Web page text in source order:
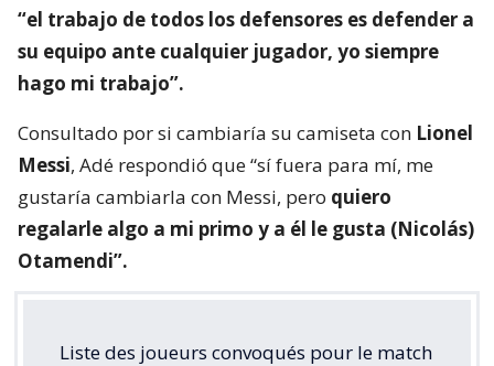
“el trabajo de todos los defensores es defender a
su equipo ante cualquier jugador, yo siempre
hago mi trabajo”.
Consultado por si cambiaría su camiseta con Lionel
Messi, Adé respondió que “sí fuera para mí, me
gustaría cambiarla con Messi, pero quiero
regalarle algo a mi primo y a él le gusta (Nicolás)
Otamendi”.
Liste des joueurs convoqués pour le match